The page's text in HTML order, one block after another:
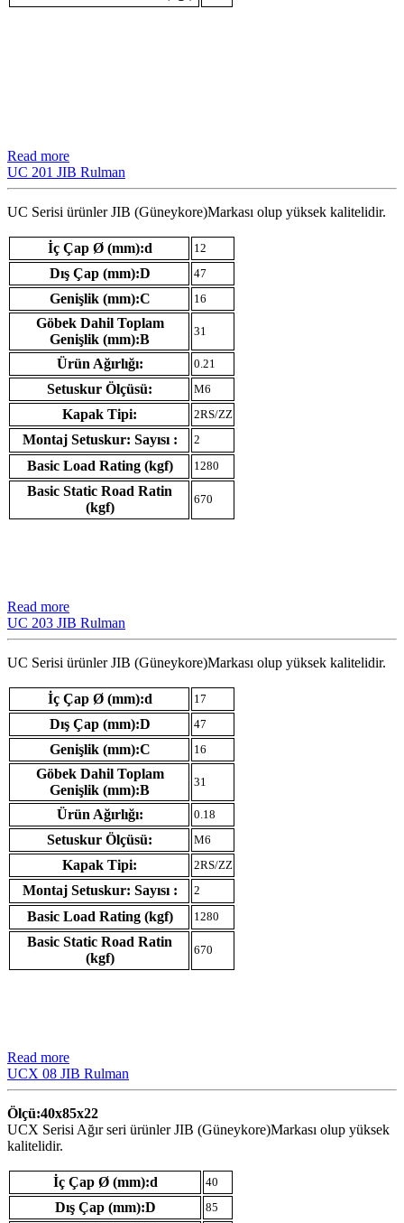
Read more
UC 201 JIB Rulman
UC Serisi ürünler JIB (Güneykore)Markası olup yüksek kalitelidir.
İç Çap Ø (mm):d 12
Dış Çap (mm):D 47
Genişlik (mm):C 16
Göbek Dahil Toplam
Genişlik (mm):B
31
Ürün Ağırlığı: 0.21
Setuskur Ölçüsü: M6
Kapak Tipi: 2RS/ZZ
Montaj Setuskur: Sayısı : 2
Basic Load Rating (kgf) 1280
Basic Static Road Ratin
(kgf)
670
Read more
UC 203 JIB Rulman
UC Serisi ürünler JIB (Güneykore)Markası olup yüksek kalitelidir.
İç Çap Ø (mm):d 17
Dış Çap (mm):D 47
Genişlik (mm):C 16
Göbek Dahil Toplam
Genişlik (mm):B
31
Ürün Ağırlığı: 0.18
Setuskur Ölçüsü: M6
Kapak Tipi: 2RS/ZZ
Montaj Setuskur: Sayısı : 2
Basic Load Rating (kgf) 1280
Basic Static Road Ratin
(kgf)
670
Read more
UCX 08 JIB Rulman
Ölçü:40x85x22
UCX Serisi Ağır seri ürünler JIB (Güneykore)Markası olup yüksek
kalitelidir.
İç Çap Ø (mm):d 40
Dış Çap (mm):D 85